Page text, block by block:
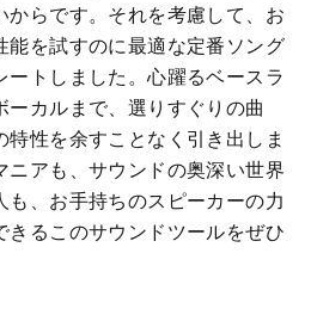
からです。それを考慮して、お
能を試すのに最適な定番ソング
トしました。心躍るベースラ
カルまで、選りすぐりの曲
性を余すことなく引き出しま
アも、サウンドの奥深い世界
も、お手持ちのスピーカーの力
きるこのサウンドツールをぜひ